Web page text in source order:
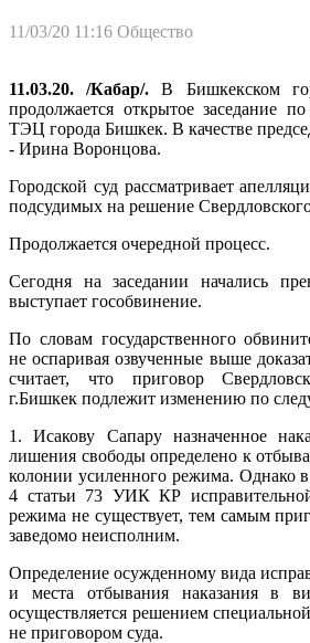
11/03/20 11:16 Общество
11.03.20. /Кабар/. В Бишкекском
продолжается открытое заседание
ТЭЦ города Бишкек. В качестве
- Ирина Воронцова.
Городской суд рассматривает
подсудимых на решение
Продолжается очередной процесс.
Сегодня на заседании начались
выступает гособвинение.
По словам государственного
не оспаривая озвученные выше
считает, что приговор
г.Бишкек подлежит изменению по
1. Исакову Сапару назначенное
лишения свободы определено к
колонии усиленного режима. Однако в
4 статьи 73 УИК КР
режима не существует, тем самым
заведомо неисполним.
Определение осужденному вида
и места отбывания наказания в
осуществляется решением
не приговором суда.